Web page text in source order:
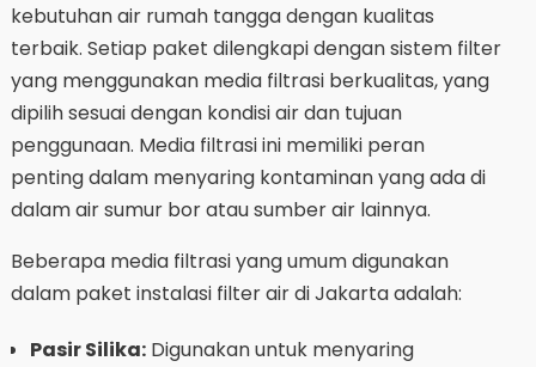
kebutuhan air rumah tangga dengan kualitas
terbaik. Setiap paket dilengkapi dengan sistem filter
yang menggunakan media filtrasi berkualitas, yang
dipilih sesuai dengan kondisi air dan tujuan
penggunaan. Media filtrasi ini memiliki peran
penting dalam menyaring kontaminan yang ada di
dalam air sumur bor atau sumber air lainnya.
Beberapa media filtrasi yang umum digunakan
dalam paket instalasi filter air di Jakarta adalah:
Pasir Silika:Digunakan untuk menyaring